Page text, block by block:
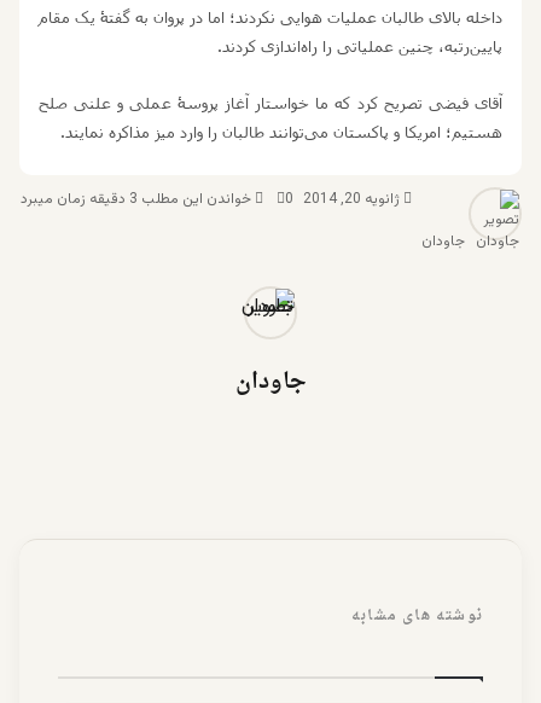
داخله بالای طالبان عملیات هوایی نکردند؛ اما در پروان به گفتۀ یک مقام
پایین‏رتبه، چنین عملیاتی را راه‌اندازی کردند.
آقای فیضی تصریح کرد که ما خواستار آغاز پروسۀ عملی و علنی صلح
هستیم؛ امریکا و پاکستان میتوانند طالبان را وارد میز مذاکره نمایند.
جاودان
ژانویه 20, 2014 0 خواندن این مطلب 3 دقیقه زمان میبرد
جاودان
نوشته های مشابه